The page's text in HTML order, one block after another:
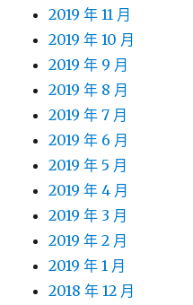
2019 年 11 月
2019 年 10 月
2019 年 9 月
2019 年 8 月
2019 年 7 月
2019 年 6 月
2019 年 5 月
2019 年 4 月
2019 年 3 月
2019 年 2 月
2019 年 1 月
2018 年 12 月